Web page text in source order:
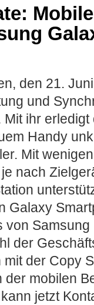
den 21.
und
Mit ihr
Handy
Mit
nach
Galaxy
von
der
mit der Copy
der mobilen
jetzt